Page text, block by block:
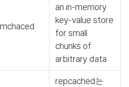
an in-memory
key-value store
for small
chunks of
arbitrary data
repcached는